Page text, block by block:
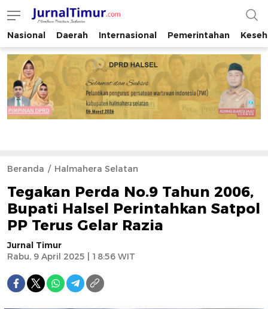
JurnalTimur.com
Membaca Peristiwa Indonesia
Nasional Daerah Internasional Pemerintahan
Beranda Halmahera Selatan
Tegakan Perda No.9 Tahun 2006,
Bupati Halsel Perintahkan Satpol
PP Terus Gelar Razia
Jurnal Timur
Rabu, 9 April 2025 | 18:56 WIT